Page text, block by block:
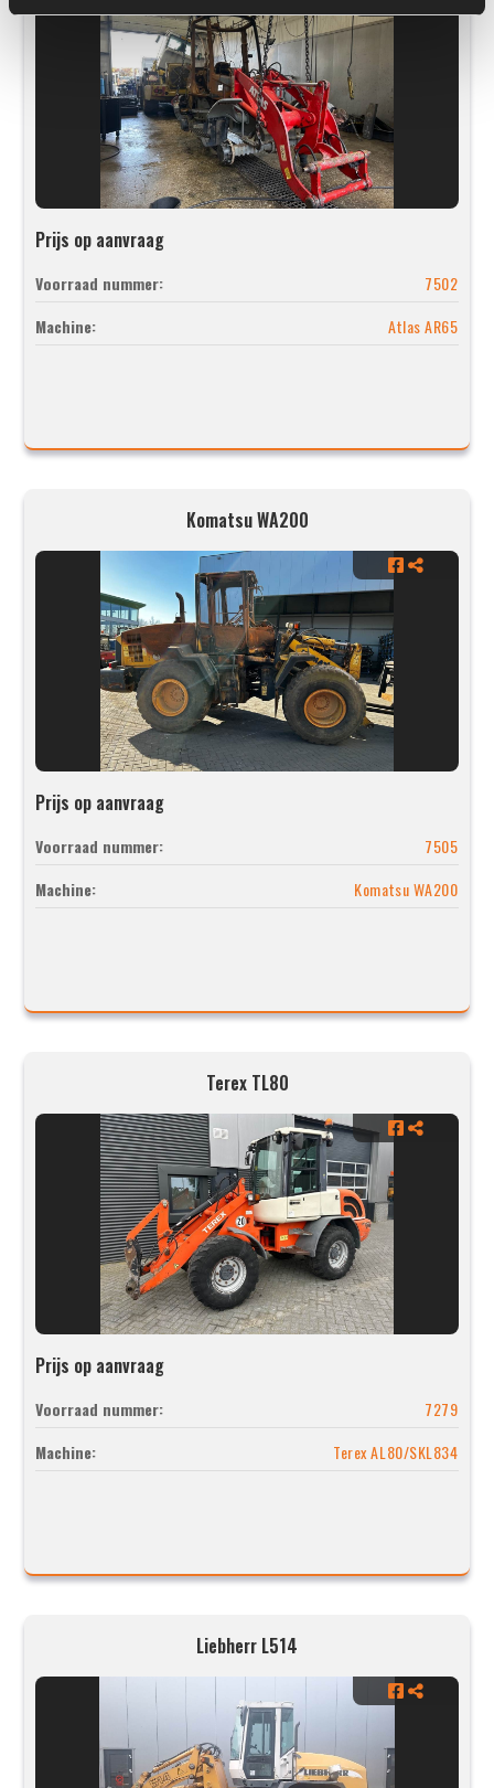
Prijs op aanvraag
Voorraad nummer:
7502
Machine:
Atlas AR65
Komatsu WA200
Prijs op aanvraag
Voorraad nummer:
7505
Machine:
Komatsu WA200
Terex TL80
Prijs op aanvraag
Voorraad nummer:
7279
Machine:
Terex AL80/SKL834
Liebherr L514